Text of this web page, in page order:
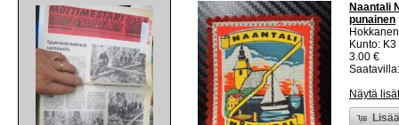
Naantali
punainen
Kunto:
3.00 €
Näytä